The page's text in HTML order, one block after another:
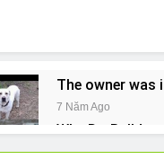
The owner was
7 Năm Ago
Why Do
7 Năm Ago